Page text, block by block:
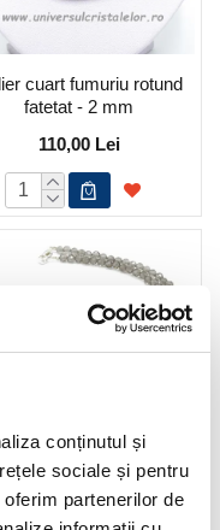
conținutul și
sociale și pentru
partenerilor de
cuart fumuriu rotund
fatetat - 2 mm
110,00 Lei
cuart fumuriu rotund
fatetat - 4 mm